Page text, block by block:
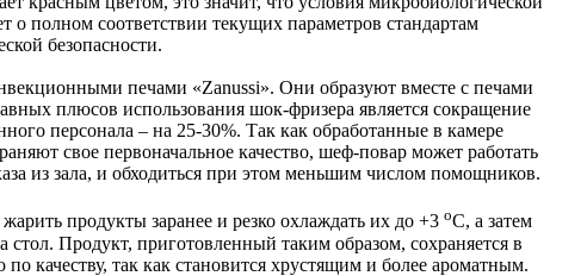
о полном соответствии текущих параметров стандартам
безопасности.
печами «Zanussi». Они образуют вместе с печами
плюсов использования шок-фризера является сокращение
персонала – на 25-30%. Так как обработанные в камере
свое первоначальное качество, шеф-повар может работать
из зала, и обходиться при этом меньшим числом помощников.
жарить продукты заранее и резко охлаждать их до +3 оС, а затем
Продукт, приготовленный таким образом, сохраняется в
качеству, так как становится хрустящим и более ароматным.